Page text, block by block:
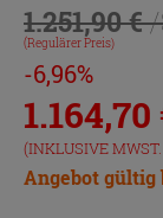
1.251,90 €
(Regulärer Preis)
-6,96%
1.164,70
(INKLUSIVE
Angebot gültig